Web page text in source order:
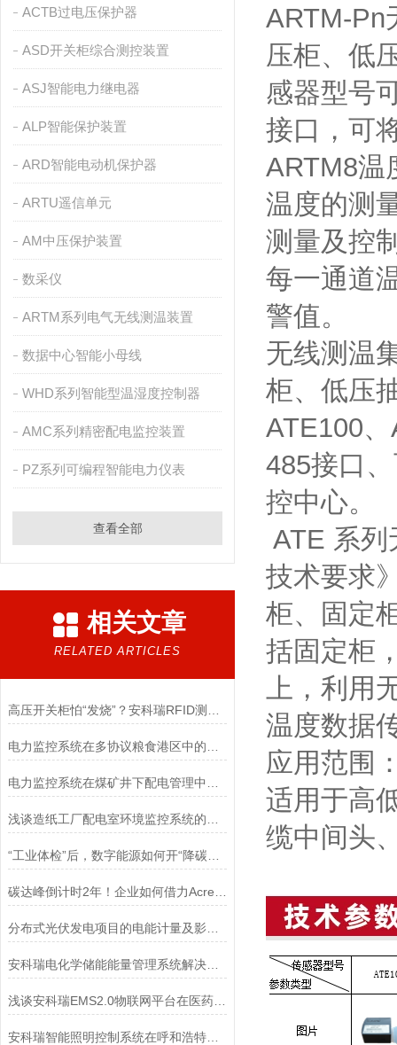
ACTB过电压保护器
ASD开关柜综合测控装置
ASJ智能电力继电器
ALP智能保护装置
ARD智能电动机保护器
ARTU遥信单元
AM中压保护装置
数采仪
ARTM系列电气无线测温装置
数据中心智能小母线
WHD系列智能型温湿度控制器
AMC系列精密配电监控装置
PZ系列可编程智能电力仪表
查看全部
相关文章
RELATED ARTICLES
分布式光伏发电项目的电能计量及影响研究
安科瑞电化学储能能量管理系统解决方案
安科瑞智能照明控制系统在呼和浩特东岸国际的设计与应用
ARTM-Pn
压柜、低
感器型号
接口，可
ARTM8温
温度的测
测量及控
每一通道
警值。
无线测温
柜、低压
ATE100
485接口
控中心。
ATE 系列
技术要求
柜、固定
括固定柜
上，利用
温度数据
应用范围
适用于高
缆中间头